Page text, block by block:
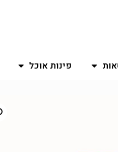
פינות אוכל